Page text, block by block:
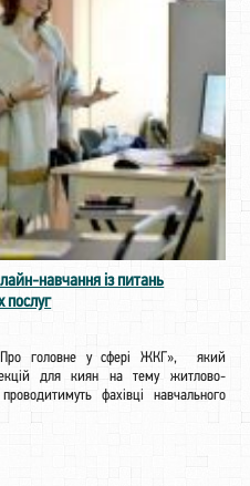
навчання із питань
послуг
«Про головне у сфері ЖКГ», який
для киян на тему житлово-
фахівці навчального